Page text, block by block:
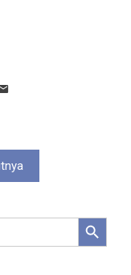
Search Button